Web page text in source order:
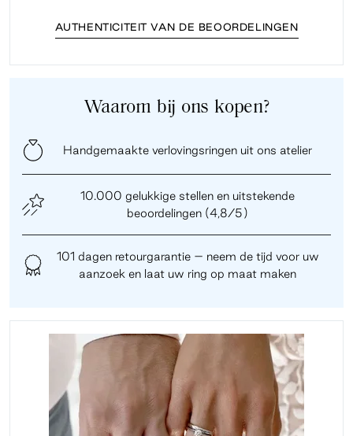
AUTHENTICITEIT VAN DE BEOORDELINGEN
Waarom bij ons kopen?
Handgemaakte verlovingsringen uit ons atelier
10.000 gelukkige stellen en uitstekende
beoordelingen (4,8/5)
101 dagen retourgarantie – neem de tijd voor uw
aanzoek en laat uw ring op maat maken